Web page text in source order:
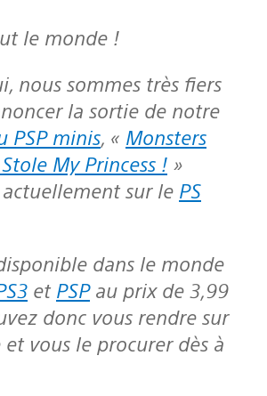
le monde !
la sortie de notre
PSP minis, « Monsters
My Princess ! »
sur le PS
et PSPau prix de 3,99
donc vous rendre sur
et vous le procurer dès à